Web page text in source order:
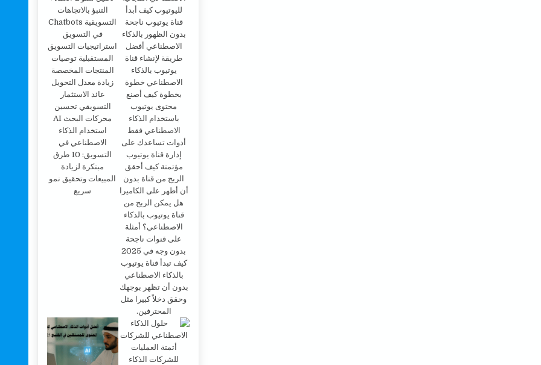
كيف تبدأ قناة يوتيوب
بالذكاء الاصطناعي
بدون أن تظهر بوجهك
وحقق دخلاً كبيرا مثل
المحترفين.
استخدام الذكاء
الاصطناعي في
التسويق: 10 طرق
مبتكرة لزيادة
المبيعات وتحقيق نمو
سريع